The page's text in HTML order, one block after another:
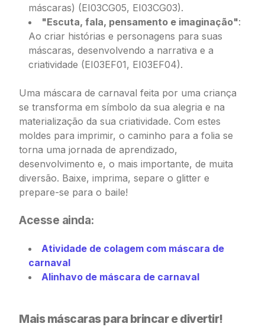
máscaras) (EI03CG05, EI03CG03).
"Escuta, fala, pensamento e imaginação":
Ao criar histórias e personagens para suas
máscaras, desenvolvendo a narrativa e a
criatividade (EI03EF01, EI03EF04).
Uma máscara de carnaval feita por uma criança
se transforma em símbolo da sua alegria e na
materialização da sua criatividade. Com estes
moldes para imprimir, o caminho para a folia se
torna uma jornada de aprendizado,
desenvolvimento e, o mais importante, de muita
diversão. Baixe, imprima, separe o glitter e
prepare-se para o baile!
Acesse ainda:
Atividade de colagem com máscara de
carnaval
Alinhavo de máscara de carnaval
Mais máscaras para brincar e divertir!